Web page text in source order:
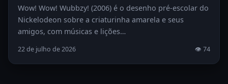
Wow! Wow! Wubbzy! (2006) é o desenho pré-escolar do
Nickelodeon sobre a criaturinha amarela e seus
amigos, com músicas e lições…
22 de julho de 2026 👁 74